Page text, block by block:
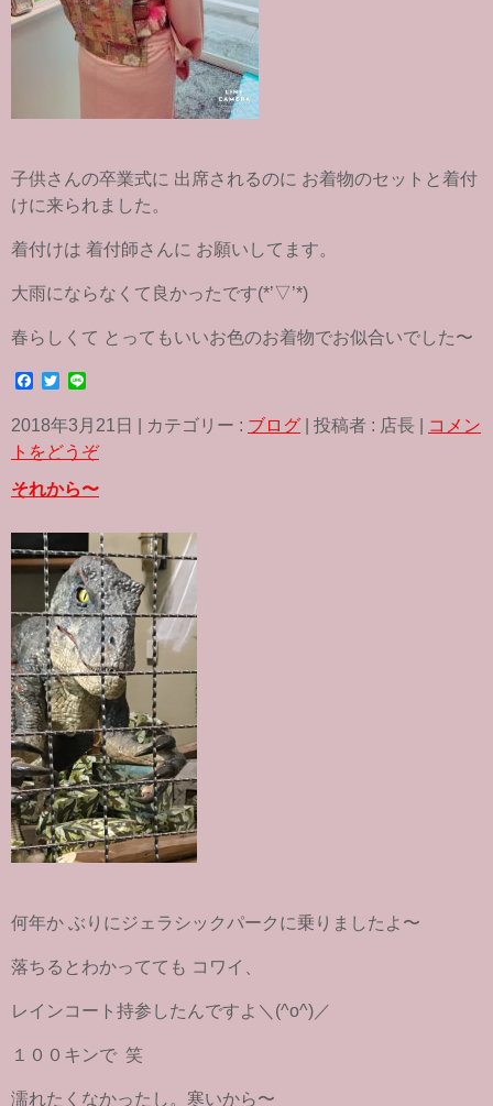
子供さんの卒業式に 出席されるのに お着物のセットと着付
けに来られました。
着付けは 着付師さんに お願いしてます。
大雨にならなくて良かったです(*’▽’*)
春らしくて とってもいいお色のお着物でお似合いでした〜
c
e
b
o
k
T
i
t
t
r
n
e
2018年3月21日 カテゴリー : ブログ 投稿者 : 店長
コメン
トをどうぞ
それから〜
何年か ぶりにジェラシックパークに乗りましたよ〜
落ちるとわかってても コワイ、
レインコート持参したんですよ＼(^o^)／
１００キンで 笑
濡れたくなかったし。寒いから〜